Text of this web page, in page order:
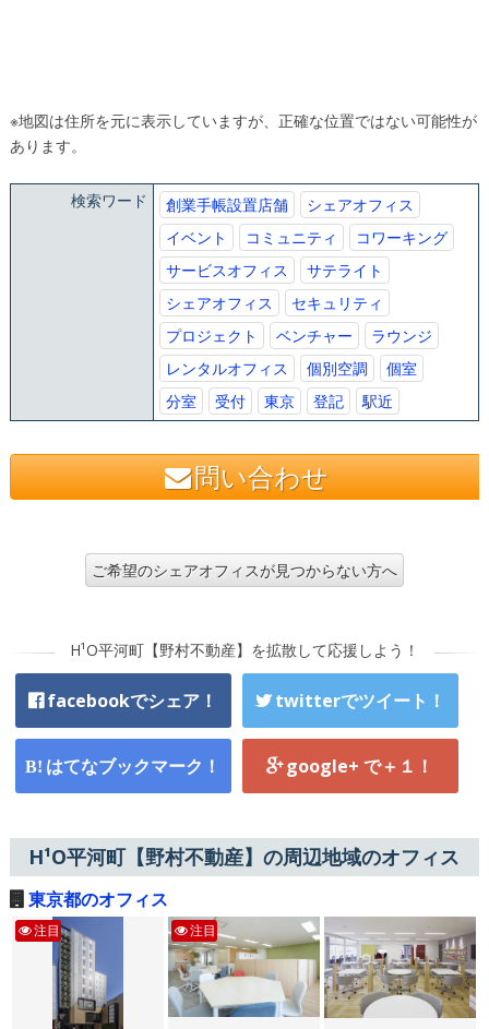
※地図は住所を元に表示していますが、正確な位置ではない可能性が
あります。
検索ワード 創業手帳設置店舗
シェアオフィス
イベント
コミュニティ
コワーキング
サービスオフィス
サテライト
シェアオフィス
セキュリティ
プロジェクト
ベンチャー
ラウンジ
レンタルオフィス
個別空調
個室
分室
受付 東京 登記 駅近
問い合わせ
ご希望のシェアオフィスが見つからない方へ
H¹O平河町【野村不動産】を拡散して応援しよう！
facebookでシェア！ twitterでツイート！
はてなブックマーク！ google+ で＋１！
H¹O平河町【野村不動産】の周辺地域のオフィス
東京都のオフィス
注目 注目